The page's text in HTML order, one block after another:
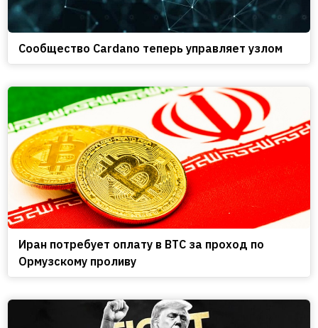
Сообщество Cardano теперь управляет узлом
Иран потребует оплату в BTC за проход по
Ормузскому проливу